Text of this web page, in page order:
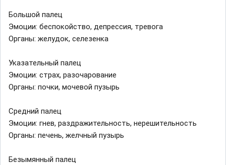
Большой палец
Эмоции: беспокойство, депрессия, тревога
Органы: желудок, селезенка
Указательный палец
Эмоции: страх, разочарование
Органы: почки, мочевой пузырь
Средний палец
Эмоции: гнев, раздражительность, нерешительность
Органы: печень, желчный пузырь
Безымянный палец